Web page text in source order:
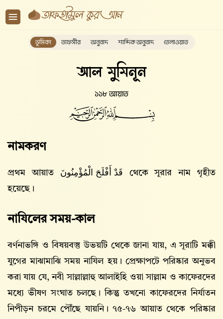
ভূমিকা তাফসীর অনুবাদ শাব্দিক অনুবাদ তেলাওয়াত
আল মুমিনূন
১১৮ আয়াত
নামকরণ
প্রথম আয়াত قَدْ أَفْلَحَ الْمُؤْمِنُونَ থেকে সূরার নাম গৃহীত
হয়েছে।
নাযিলের সময়-কাল
বর্ণনাভঙ্গি ও বিষয়বস্তু উভয়টি থেকে জানা যায়, এ সূরাটি মক্কী
যুগের মাঝামাঝি সময় নাযিল হয়। প্রেক্ষাপটে পরিষ্কার অনুভব
করা যায় যে, নবী সাল্লাল্লাহু আলাইহি ওয়া সাল্লাম ও কাফেরদের
মধ্যে ভীষণ সংঘাত চলছে। কিন্তু তখনো কাফেরদের নির্যাতন
নিপীড়ন চরমে পৌঁছে যায়নি। ৭৫-৭৬ আয়াত থেকে পরিষ্কার